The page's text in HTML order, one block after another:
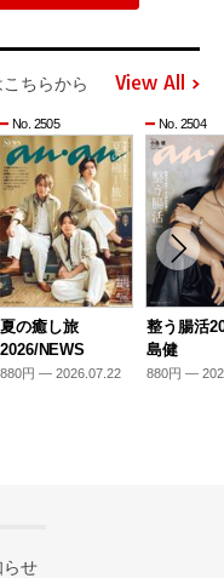
ちらから View All
No. 2505
夏の癒し旅
2026/NEWS
880円 — 2026.07.22
No. 2504
整う腸活
島健
880円 —
らせ